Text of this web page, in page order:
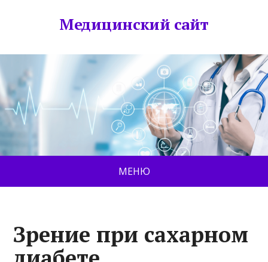
Медицинский сайт
МЕНЮ
Зрение при сахарном